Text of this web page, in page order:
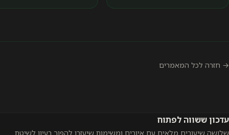
→ חזרה לכל המאמרים
עדכון ששווה לפתוח
שלושה שיעורים מלאים עם איורים ומשימות שיעזרו להפוך רעיון לשיטת